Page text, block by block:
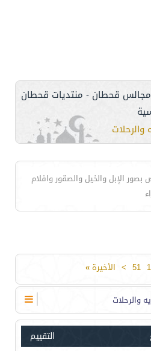
قحطان - منتديات قحطان
الإبل والخيل والصقور وافلام
51
> الأخيرة»
والرحلات
التقييم